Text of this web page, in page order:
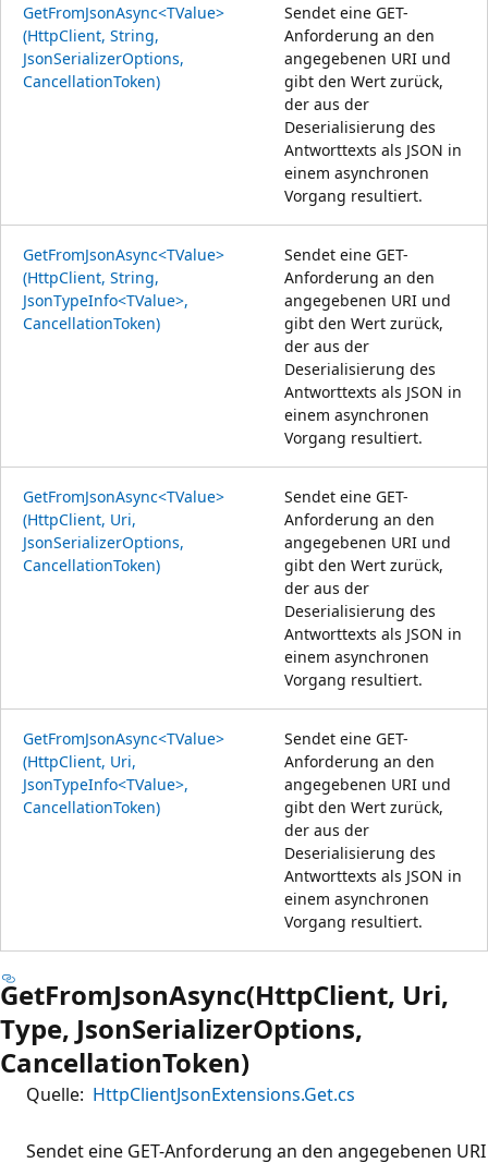
GetFromJsonAsync<TValue>
(HttpClient, String,
JsonSerializerOptions,
CancellationToken)
Sendet eine GET-
Anforderung an den
angegebenen URI und
gibt den Wert zurück,
der aus der
Deserialisierung des
Antworttexts als JSON in
einem asynchronen
Vorgang resultiert.
GetFromJsonAsync<TValue>
(HttpClient, String,
JsonTypeInfo<TValue>,
CancellationToken)
Sendet eine GET-
Anforderung an den
angegebenen URI und
gibt den Wert zurück,
der aus der
Deserialisierung des
Antworttexts als JSON in
einem asynchronen
Vorgang resultiert.
GetFromJsonAsync<TValue>
(HttpClient, Uri,
JsonSerializerOptions,
CancellationToken)
Sendet eine GET-
Anforderung an den
angegebenen URI und
gibt den Wert zurück,
der aus der
Deserialisierung des
Antworttexts als JSON in
einem asynchronen
Vorgang resultiert.
GetFromJsonAsync<TValue>
(HttpClient, Uri,
JsonTypeInfo<TValue>,
CancellationToken)
Sendet eine GET-
Anforderung an den
angegebenen URI und
gibt den Wert zurück,
der aus der
Deserialisierung des
Antworttexts als JSON in
einem asynchronen
Vorgang resultiert.
GetFromJsonAsync(HttpClient, Uri,
Type, JsonSerializerOptions,
CancellationToken)
Quelle: HttpClientJsonExtensions.Get.cs
Sendet eine GET-Anforderung an den angegebenen URI